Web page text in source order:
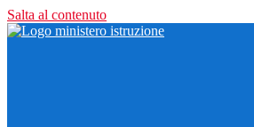
Salta al contenuto